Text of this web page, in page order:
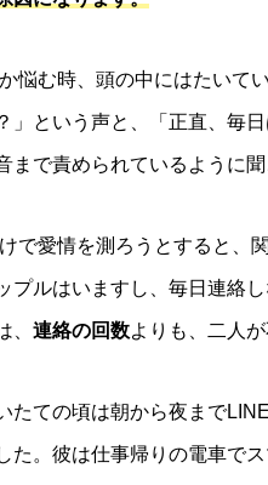
悩む時、頭の中にはたいて
」という声と、「正直、毎
まで責められているように聞
で愛情を測ろうとすると、
プルはいますし、毎日連絡
、 連絡の回数よりも、二人
たての頃は朝から夜まで
た。彼は仕事帰りの電車で